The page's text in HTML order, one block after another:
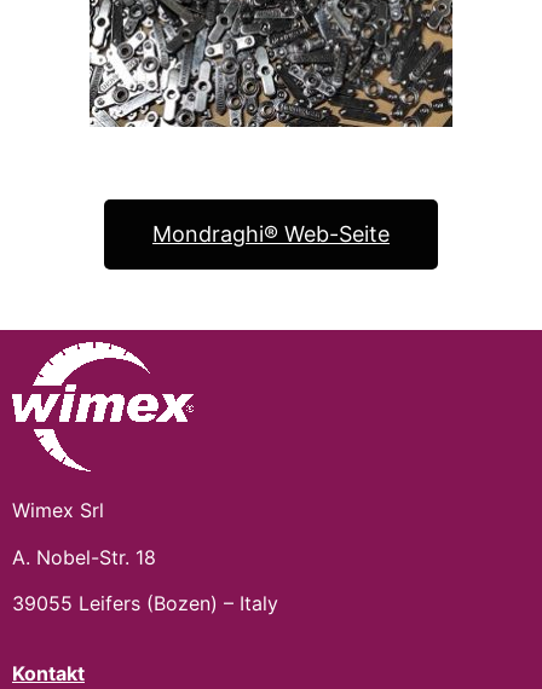
Mondraghi® Web-Seite
Wimex Srl
A. Nobel-Str. 18
39055 Leifers (Bozen) – Italy
Kontakt